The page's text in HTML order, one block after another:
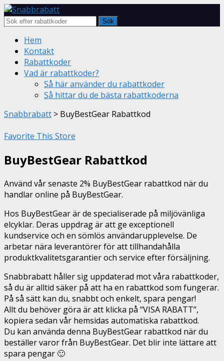
Sök
Skip
content
Hem
Kontakt
Rabattkoder
Vad är rabattkoder?
Så här använder du rabattkoder
Så hittar du de bästa rabattkoderna
Snabbrabatt > BuyBestGear Rabattkod
Favorite This Store
BuyBestGear Rabattkod
Använd vår senaste 2% BuyBestGear rabattkod när du
handlar online på BuyBestGear.
Hos BuyBestGear är de specialiserade på miljövänliga
elcyklar. Deras uppdrag är att ge exceptionell
kundservice och en sömlös användarupplevelse. De
arbetar nära leverantörer för att tillhandahålla
produktkvalitetsgarantier och service efter försäljning.
Snabbrabatt håller sig uppdaterad mot våra rabattkoder,
så du är alltid säker på att ha en rabattkod som fungerar.
På så sätt kan du, snabbt och enkelt, spara pengar!
Allt du behöver göra är att klicka på “VISA RABATT”,
kopiera sedan vår hemsidas automatiska rabattkod.
Du kan använda denna BuyBestGear rabattkod när du
beställer varor från BuyBestGear. Det blir inte lättare att
spara pengar 🙂